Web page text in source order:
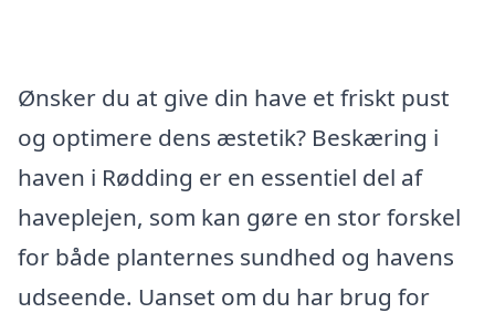
Ønsker du at give din have et friskt pust
og optimere dens æstetik? Beskæring i
haven i Rødding er en essentiel del af
haveplejen, som kan gøre en stor forskel
for både planternes sundhed og havens
udseende. Uanset om du har brug for